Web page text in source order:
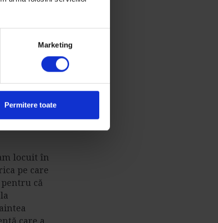
Marketing
Permitere toate
elemente
fost
locuit în
pe care
că
care a